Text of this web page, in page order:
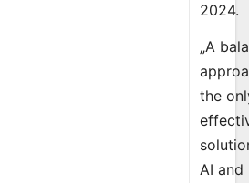
2024.
„A
the
AI and